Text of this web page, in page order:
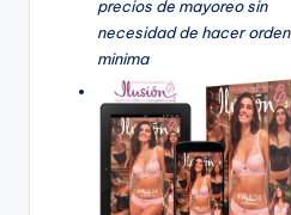
precios de mayoreo sin
necesidad de hacer orden
minima